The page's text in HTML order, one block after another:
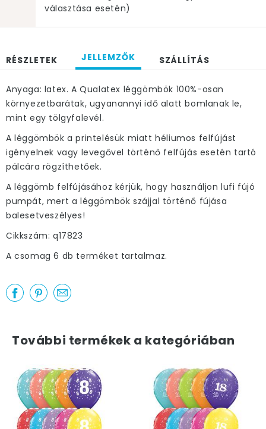
választása esetén)
RÉSZLETEK JELLEMZŐK SZÁLLÍTÁS
Anyaga: latex. A Qualatex léggömbök 100%-osan
környezetbarátak, ugyanannyi idő alatt bomlanak le,
mint egy tölgyfalevél.
A léggömbök a printelésük miatt héliumos felfújást
igényelnek vagy levegővel történő felfújás esetén tartó
pálcára rögzíthetőek.
A léggömb felfújásához kérjük, hogy használjon lufi fújó
pumpát, mert a léggömbök szájjal történő fújása
balesetveszélyes!
Cikkszám: q17823
A csomag 6 db terméket tartalmaz.
További termékek a kategóriában